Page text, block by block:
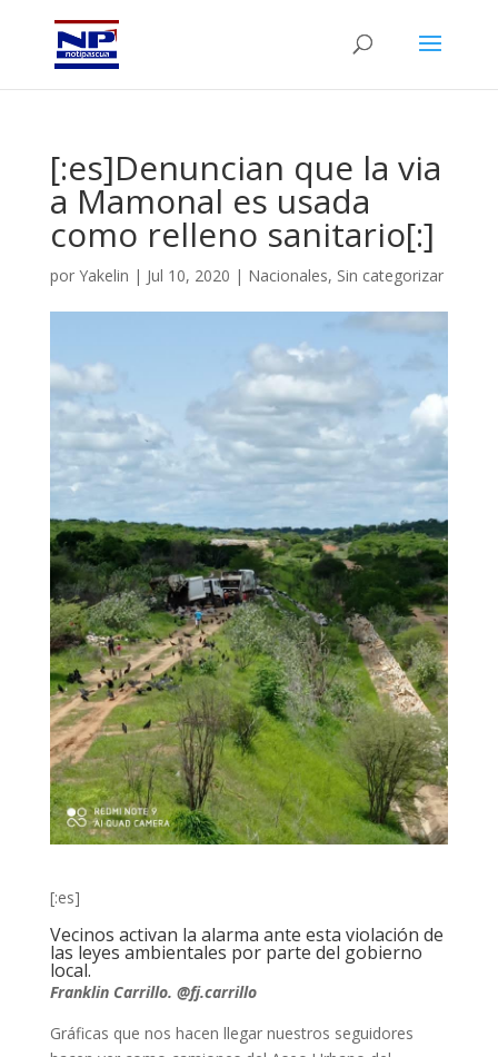
[:es]Denuncian que la via
a Mamonal es usada
como relleno sanitario[:]
por Yakelin | Jul 10, 2020 | Nacionales, Sin categorizar
[:es]
Vecinos activan la alarma ante esta violación de
las leyes ambientales por parte del gobierno
local.
Franklin Carrillo. @fj.carrillo
Gráficas que nos hacen llegar nuestros seguidores